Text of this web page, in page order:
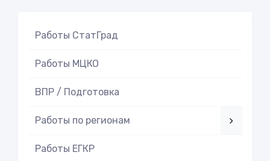
Работы СтатГрад
Работы МЦКО
ВПР / Подготовка
Работы по регионам
Работы ЕГКР